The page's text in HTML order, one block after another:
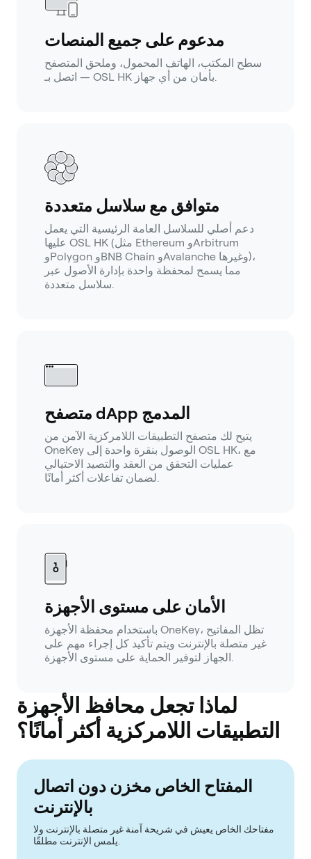
مدعوم على جميع المنصات
سطح المكتب، الهاتف المحمول، وملحق المتصفح
— اتصل بـ OSL HK بأمان من أي جهاز.
متوافق مع سلاسل متعددة
دعم أصلي للسلاسل العامة الرئيسية التي يعمل
عليها OSL HK (مثل Ethereum وArbitrum
وPolygon وBNB Chain وAvalanche وغيرها)،
مما يسمح لمحفظة واحدة بإدارة الأصول عبر
سلاسل متعددة.
متصفح dApp المدمج
يتيح لك متصفح التطبيقات اللامركزية الآمن من
OneKey الوصول بنقرة واحدة إلى OSL HK، مع
عمليات التحقق من العقد والتصيد الاحتيالي
لضمان تفاعلات أكثر أمانًا.
الأمان على مستوى الأجهزة
باستخدام محفظة الأجهزة OneKey، تظل المفاتيح
غير متصلة بالإنترنت ويتم تأكيد كل إجراء مهم على
الجهاز لتوفير الحماية على مستوى الأجهزة.
لماذا تجعل محافظ الأجهزة
التطبيقات اللامركزية أكثر أمانًا؟
المفتاح الخاص مخزن دون اتصال
بالإنترنت
مفتاحك الخاص يعيش في شريحة آمنة غير متصلة بالإنترنت ولا